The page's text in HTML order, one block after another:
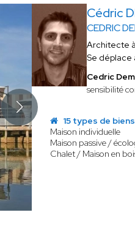
Cédric
CEDRIC
Architecte à
Se déplace
Cedric
sensibilité
15 types de biens
Maison individuelle
Maison passive /
Chalet / Maison en